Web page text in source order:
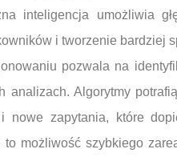
inteligencja umożliwia
i tworzenie bardziej
pozwala na
analizach. Algorytmy
nowe zapytania, które
to możliwość szybkiego